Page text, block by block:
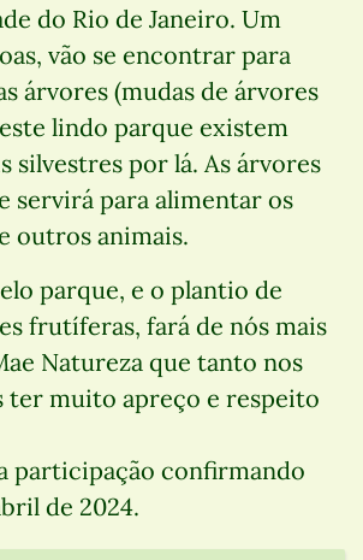
do Rio de Janeiro. Um
vão se encontrar para
árvores (mudas de árvores
lindo parque existem
silvestres por lá. As árvores
servirá para alimentar os
outros animais.
parque, e o plantio de
frutíferas, fará de nós mais
Natureza que tanto nos
ter muito apreço e respeito
participação confirmando
de 2024.